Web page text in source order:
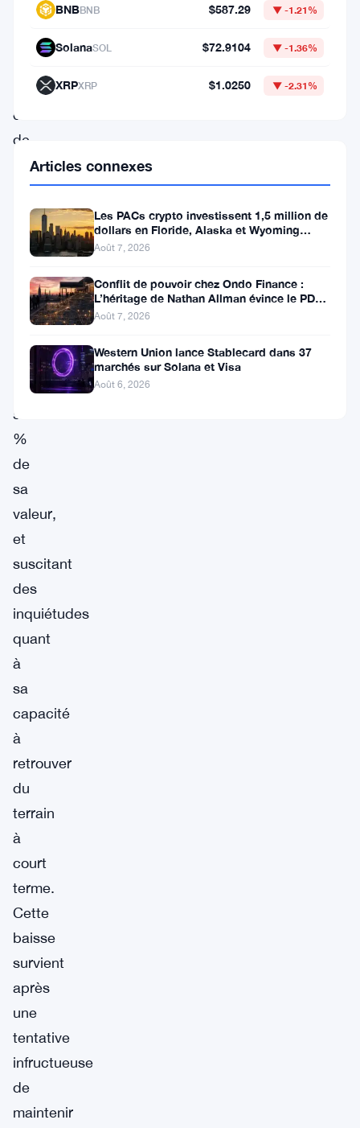
l’Ethereum
dessous
de
barre
symbolique
des
000
plus
5
%
de
sa
valeur,
et
suscitant
des
inquiétudes
quant
à
sa
capacité
à
retrouver
du
terrain
à
court
terme.
Cette
baisse
survient
après
une
tentative
infructueuse
de
maintenir
BNBBNB $587.29 ▼ -1.21%
SolanaSOL $72.9104 ▼ -1.36%
XRPXRP $1.0250 ▼ -2.31%
Articles connexes
Les PACs crypto investissent 1,5 million de
dollars en Floride, Alaska et Wyoming
après un revers au Michigan
Août 7, 2026
Conflit de pouvoir chez Ondo Finance :
L’héritage de Nathan Allman évince le PDG
Ian De Bode le 24 juillet
Août 7, 2026
Western Union lance Stablecard dans 37
marchés sur Solana et Visa
Août 6, 2026